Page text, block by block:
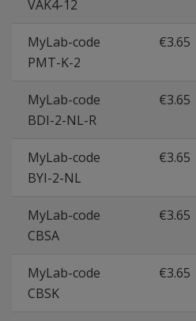
VAK4-12
MyLab-code
PMT-K-2
€3.65
MyLab-code
BDI-2-NL-R
€3.65
MyLab-code
BYI-2-NL
€3.65
MyLab-code
CBSA
€3.65
MyLab-code
CBSK
€3.65